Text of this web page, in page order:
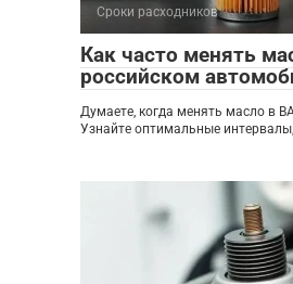
Сроки расходников
Как часто менять
российском
Думаете, когда менять масло в
Узнайте оптимальные